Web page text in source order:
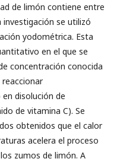
de limón contiene entre
investigación se utilizó
yodométrica. Esta
en el que se
concentración conocida
disolución de
de vitamina C). Se
obtenidos que el calor
acelera el proceso
zumos de limón. A